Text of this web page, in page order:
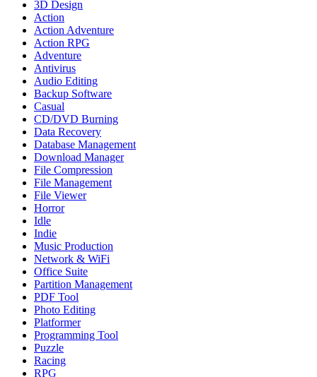
3D Design
Action
Action Adventure
Action RPG
Adventure
Antivirus
Audio Editing
Backup Software
Casual
CD/DVD Burning
Data Recovery
Database Management
Download Manager
File Compression
File Management
File Viewer
Horror
Idle
Indie
Music Production
Network & WiFi
Office Suite
Partition Management
PDF Tool
Photo Editing
Platformer
Programming Tool
Puzzle
Racing
RPG